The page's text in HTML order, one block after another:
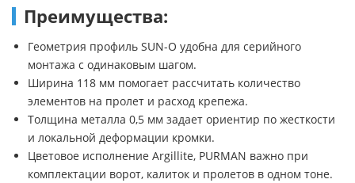
Преимущества:
Геометрия профиль SUN-O удобна для серийного
монтажа с одинаковым шагом.
Ширина 118 мм помогает рассчитать количество
элементов на пролет и расход крепежа.
Толщина металла 0,5 мм задает ориентир по жесткости
и локальной деформации кромки.
Цветовое исполнение Argillite, PURMAN важно при
комплектации ворот, калиток и пролетов в одном тоне.